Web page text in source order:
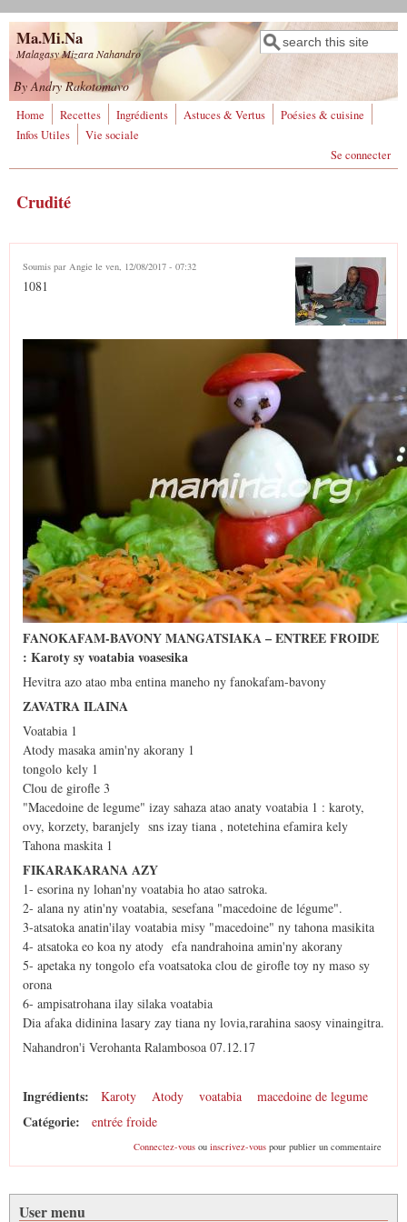
Aller au contenu principal
Ma.Mi.Na
Malagasy Mizara Nahandro
Formulaire de
recherche
Rechercher
By Andry Rakotomavo
Home Recettes Ingrédients Astuces & Vertus
Poésies & cuisine
Infos Utiles
Vie sociale
Se connecter
Crudité
Soumis par Angie le ven, 12/08/2017 - 07:32
1081
FANOKAFAM-BAVONY MANGATSIAKA – ENTREE FROIDE
: Karoty sy voatabia voasesika
Hevitra azo atao mba entina maneho ny fanokafam-bavony
ZAVATRA ILAINA
Voatabia 1
Atody masaka amin'ny akorany 1
tongolo kely 1
Clou de girofle 3
"Macedoine de legume" izay sahaza atao anaty voatabia 1 : karoty,
ovy, korzety, baranjely sns izay tiana , notetehina efamira kely
Tahona maskita 1
FIKARAKARANA AZY
1- esorina ny lohan'ny voatabia ho atao satroka.
2- alana ny atin'ny voatabia, sesefana "macedoine de légume".
3-atsatoka anatin'ilay voatabia misy "macedoine" ny tahona masikita
4- atsatoka eo koa ny atody efa nandrahoina amin'ny akorany
5- apetaka ny tongolo efa voatsatoka clou de girofle toy ny maso sy
orona
6- ampisatrohana ilay silaka voatabia
Dia afaka didinina lasary zay tiana ny lovia,rarahina saosy vinaingitra.
Nahandron'i Verohanta Ralambosoa 07.12.17
Ingrédients: Karoty Atody voatabia macedoine de legume
Catégorie: entrée froide
Connectez-vousou inscrivez-vouspour publier un commentaire
User menu